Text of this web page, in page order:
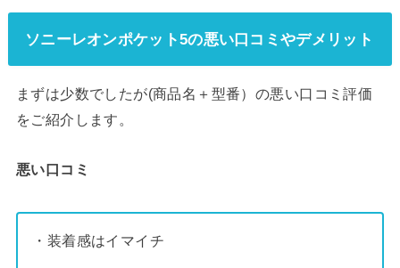
ソニーレオンポケット5の悪い口コミやデメリット
まずは少数でしたが(商品名＋型番）の悪い口コミ評価
をご紹介します。
悪い口コミ
・装着感はイマイチ